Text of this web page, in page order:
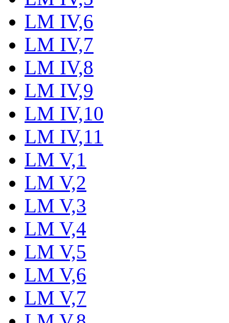
LM IV,6
LM IV,7
LM IV,8
LM IV,9
LM IV,10
LM IV,11
LM V,1
LM V,2
LM V,3
LM V,4
LM V,5
LM V,6
LM V,7